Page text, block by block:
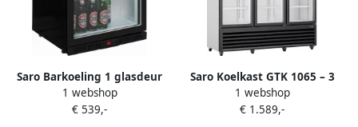
Saro Barkoeling 1 glasdeur
dubbel glas zelf sluitend LED
verlichting verstelbare
1 webshop
€ 539,-
Saro Koelkast GTK 1065 – 3
Glazen Deuren – 1065 L – LED
Verlichting – Reclame
1 webshop
€ 1.589,-